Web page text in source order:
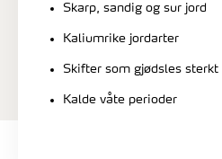
Skarp, sandig og sur jord
Kaliumrike jordarter
Skifter som gjødsles
Kalde våte perioder